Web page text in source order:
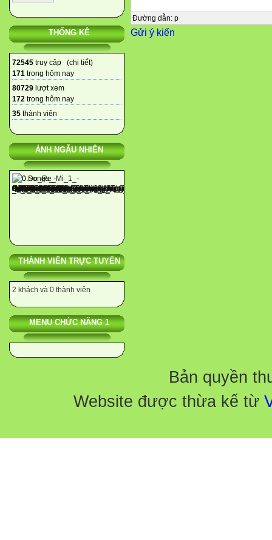
THỐNG KÊ
72545 truy cập (chi tiết)
171 trong hôm nay
80729 lượt xem
172 trong hôm nay
35 thành viên
ẢNH NGẪU NHIÊN
THÀNH VIÊN TRỰC TUYẾN
2 khách và 0 thành viên
MENU CHỨC NĂNG 1
Mức 3
Vận dụng
HT khác

1. Kiến thức tiếng Việt, văn
1
Đường dẫn: p
Gửi ý kiến
Bản quyền
Website được thừa kế từ